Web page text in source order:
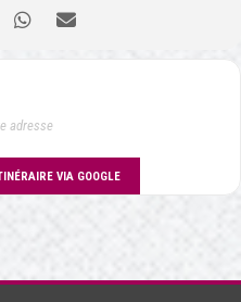
VIA GOOGLE